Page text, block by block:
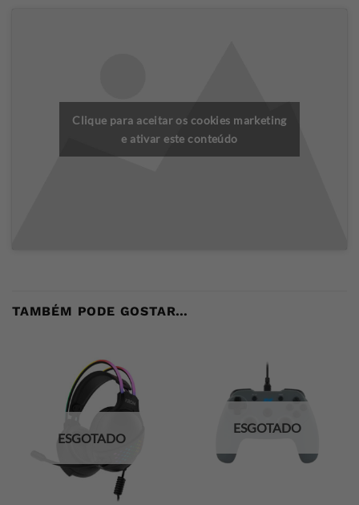
Clique para aceitar os cookies marketing
e ativar este conteúdo
TAMBÉM PODE GOSTAR…
ESGOTADO
ESGOTADO